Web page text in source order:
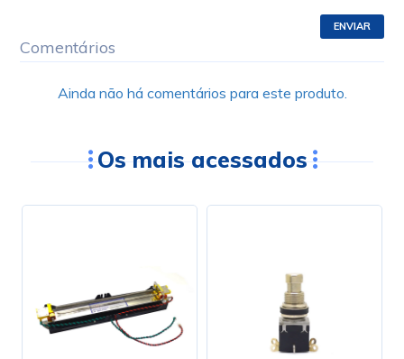
ENVIAR
Comentários
Ainda não há comentários para este produto.
Os mais acessados